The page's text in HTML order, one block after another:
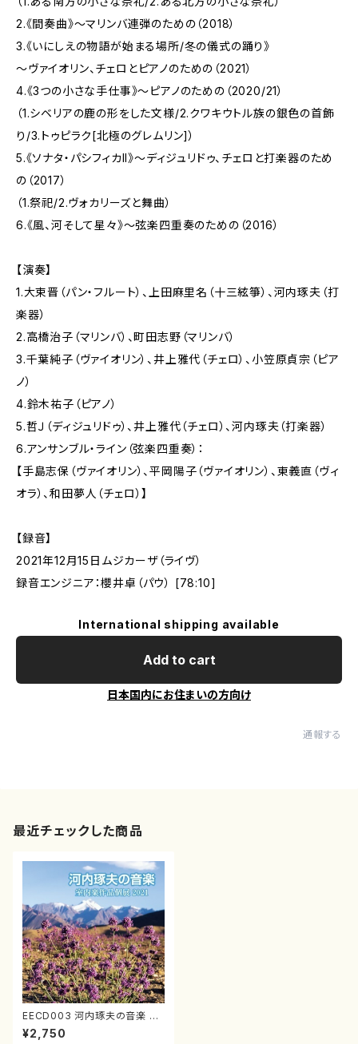
2.《間奏曲》～マリンバ連弾のための（2018）
3.《いにしえの物語が始まる場所/冬の儀式の踊り》
～ヴァイオリン、チェロとピアノのための（2021）
4.《3つの小さな手仕事》～ピアノのための（2020/21）
（1.シベリアの鹿の形をした文様/2.クワキウトル族の銀色の首飾
り/3.トゥピラク[北極のグレムリン]）
5.《ソナタ・パシフィカII》～ディジュリドゥ、チェロと打楽器のため
の（2017）
（1.祭祀/2.ヴォカリーズと舞曲）
6.《風、河そして星々》～弦楽四重奏のための（2016）
【演奏】
1.大束晋（パン・フルート）、上田麻里名（十三絃箏）、河内琢夫（打
楽器）
2.高橋治子（マリンバ）、町田志野（マリンバ）
3.千葉純子（ヴァイオリン）、井上雅代（チェロ）、小笠原貞宗（ピア
ノ）
4.鈴木祐子（ピアノ）
5.哲Ｊ（ディジュリドゥ）、井上雅代（チェロ）、河内琢夫（打楽器）
6.アンサンブル・ライン（弦楽四重奏）：
【手島志保（ヴァイオリン）、平岡陽子（ヴァイオリン）、東義直（ヴィ
オラ）、和田夢人（チェロ）】
【録音】
2021年12月15日ムジカーザ（ライヴ）
録音エンジニア：櫻井卓（パウ） [78:10]
International shipping available
Add to cart
日本国内にお住まいの方向け
通報する
最近チェックした商品
EECD003 河内琢夫の音楽 室
内楽作品個展2021（室内楽/河
内琢夫/CD）
¥2,750